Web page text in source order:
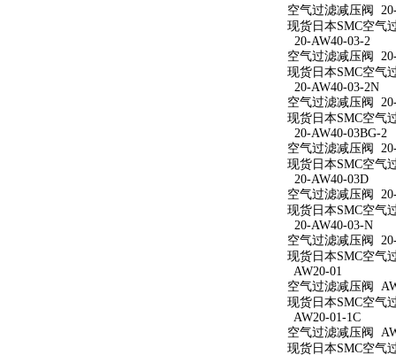
空气过滤减压阀
现货日本SMC空气
20-AW40-03-2
空气过滤减压阀
现货日本SMC空气
20-AW40-03-2N
空气过滤减压阀
现货日本SMC空气
20-AW40-03BG-2
空气过滤减压阀
现货日本SMC空气
20-AW40-03D
空气过滤减压阀
现货日本SMC空气
20-AW40-03-N
空气过滤减压阀
现货日本SMC空气
AW20-01
空气过滤减压阀
现货日本SMC空气
AW20-01-1C
空气过滤减压阀
现货日本SMC空气